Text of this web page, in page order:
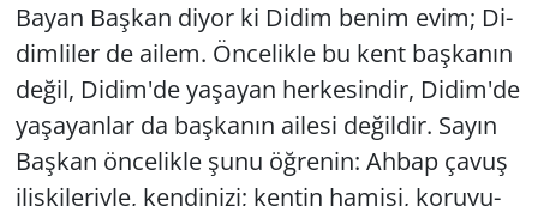
Bayan Baş­kan diyor ki Didim benim evim; Di­
dim­li­ler de ailem. Ön­ce­lik­le bu kent baş­ka­nın
değil, Didim'de ya­şa­yan her­ke­sin­dir, Didim'de
ya­şa­yan­lar da baş­ka­nın aile­si de­ğil­dir. Sayın
Baş­kan ön­ce­lik­le şunu öğ­re­nin: Ahbap çavuş
iliş­ki­le­riy­le, ken­di­ni­zi; ken­tin ha­mi­si, ko­ru­yu­